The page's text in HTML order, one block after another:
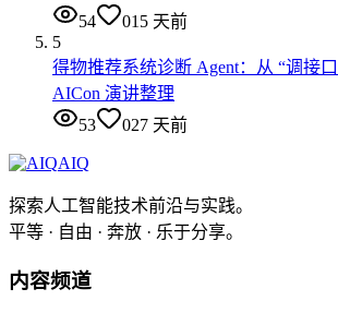
54
015 天前
5
得物推荐系统诊断 Agent：从 “调接口
AICon 演讲整理
53
027 天前
AIQ
探索人工智能技术前沿与实践。
平等 · 自由 · 奔放 · 乐于分享。
内容频道